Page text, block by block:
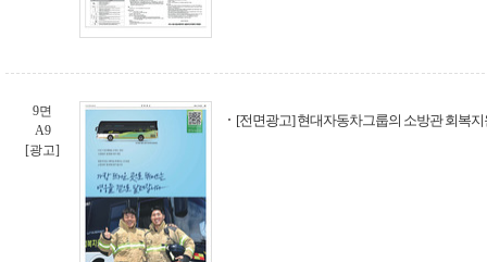
9면
A9
[광고]
[전면광고] 현대자동차그룹의 소방관 회복